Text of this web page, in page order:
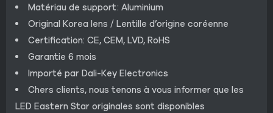
Matériau de support: Aluminium
Original Korea lens / Lentille d’origine coréenne
Certification: CE, CEM, LVD, RoHS
Garantie 6 mois
Importé par Dali-Key Electronics
Chers clients, nous tenons à vous informer que les
LED Eastern Star originales sont disponibles